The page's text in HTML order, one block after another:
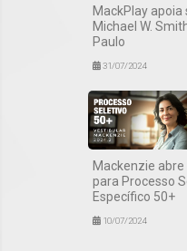
MackPlay apoia
Michael W.
Paulo
31/07/2024
Mackenzie
para Processo
Específico 50+
10/07/2024